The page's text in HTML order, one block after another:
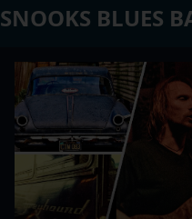
SNOOKS BLUES